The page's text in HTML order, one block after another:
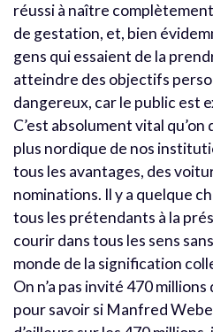
réussi à naître
de gestation, et, bien
gens qui essaient de la
atteindre des objectifs
dangereux, car le public est
C’est absolument vital
plus nordique de nos
tous les avantages, des
nominations. Il y a quelque
tous les prétendants à la
courir dans tous les sens
monde de la signification
On n’a pas invité 470
pour savoir si Manfred